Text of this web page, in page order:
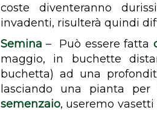
coste diventeranno
invadenti, risulterà quindi
Semina – Può essere fatta
maggio, in buchette
buchetta) ad una
lasciando una pianta
semenzaio, useremo